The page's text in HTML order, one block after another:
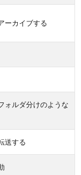
ーカイブする
ォルダ分けのような
送する